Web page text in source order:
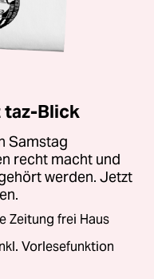
taz-Blick
Samstag
recht macht und
werden. Jetzt
Zeitung frei Haus
Vorlesefunktion